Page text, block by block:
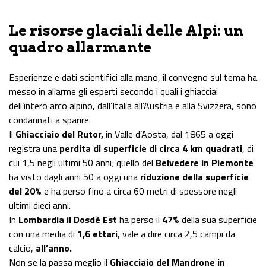
Le risorse glaciali delle Alpi: un
quadro allarmante
Esperienze e dati scientifici alla mano, il convegno sul tema ha
messo in allarme gli esperti secondo i quali i ghiacciai
dell’intero arco alpino, dall’Italia all’Austria e alla Svizzera, sono
condannati a sparire.
Il Ghiacciaio del Rutor,in Valle d’Aosta, dal 1865 a oggi
registra una perdita di superficie di circa 4 km quadrati, di
cui 1,5 negli ultimi 50 anni; quello del Belvedere in Piemonte
ha visto dagli anni 50 a oggi una riduzione della superficie
del 20% e ha perso fino a circa 60 metri di spessore negli
ultimi dieci anni.
In Lombardia il Dosdè Est ha perso il 47% della sua superficie
con una media di 1,6 ettari, vale a dire circa 2,5 campi da
calcio, all’anno.
Non se la passa meglio il Ghiacciaio del Mandrone in